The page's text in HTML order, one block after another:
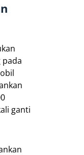
ganti